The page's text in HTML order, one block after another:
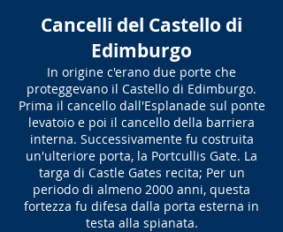
Cancelli del Castello di
Edimburgo
In origine c'erano due porte che
proteggevano il Castello di Edimburgo.
Prima il cancello dall'Esplanade sul ponte
levatoio e poi il cancello della barriera
interna. Successivamente fu costruita
un'ulteriore porta, la Portcullis Gate. La
targa di Castle Gates recita; Per un
periodo di almeno 2000 anni, questa
fortezza fu difesa dalla porta esterna in
testa alla spianata.